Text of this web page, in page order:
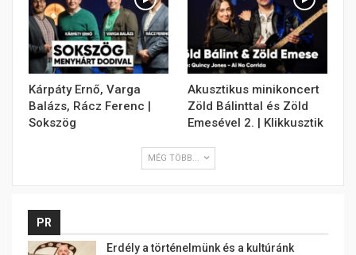
Kárpáty Ernő, Varga
Balázs, Rácz Ferenc |
Sokszög
Akusztikus minikoncert
Zöld Bálinttal és Zöld
Emesével 2. | Klikkusztik
MÉG TÖBB...
PR
Erdély a történelmünk és a kultúránk